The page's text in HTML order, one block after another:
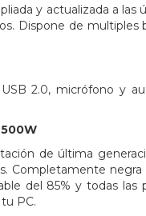
y actualizada a
Dispone de multiples
2.0, micrófono y
de última
Completamente
del 85% y todas
PC.